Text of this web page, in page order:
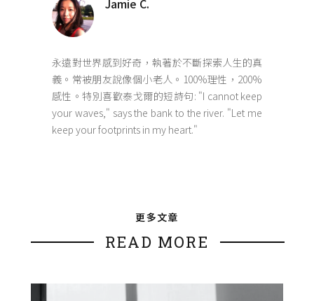
Jamie C.
永遠對世界感到好奇，執著於不斷探索人生的真
義。常被朋友說像個小老人。100%理性，200%
感性。特別喜歡泰戈爾的短詩句: "I cannot keep
your waves," says the bank to the river. "Let me
keep your footprints in my heart."
更多文章
READ MORE